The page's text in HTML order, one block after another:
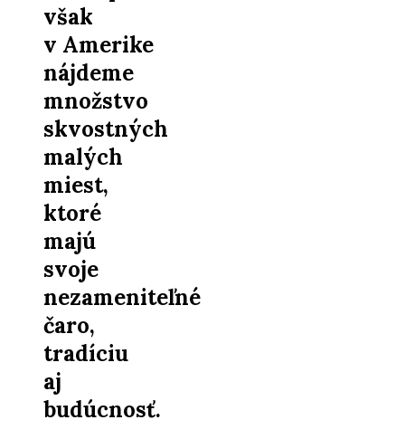
však
v Amerike
nájdeme
množstvo
skvostných
malých
miest,
ktoré
majú
svoje
nezameniteľné
čaro,
tradíciu
aj
budúcnosť.